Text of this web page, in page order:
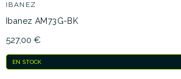
IBANEZ
Ibanez AM73G-BK
527,00 €
EN STOCK